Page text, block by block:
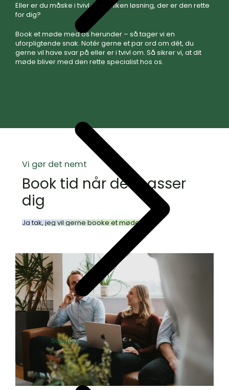
Support
Eller er du måske i tvivl om, hvilken løsning, der er den rette
for dig?
Book et møde med os herunder – så tager vi en
uforpligtende snak. Notér gerne et par ord om dét, du
gerne vil have svar på eller er i tvivl om. Så sikrer vi, at dit
møde bliver med den rette specialist hos os.
Vi gør det nemt
Book tid når det passer
dig
Ja tak, jeg vil gerne booke et møde